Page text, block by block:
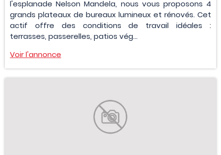
l'esplanade Nelson Mandela, nous vous proposons 4
grands plateaux de bureaux lumineux et rénovés. Cet
actif offre des conditions de travail idéales :
terrasses, passerelles, patios vég...
Voir l'annonce